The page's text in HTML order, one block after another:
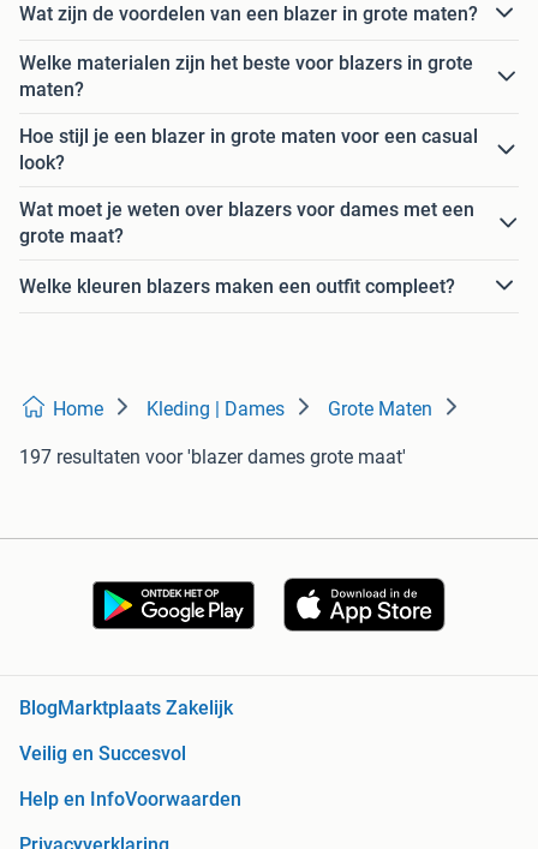
Wat zijn de voordelen van een blazer in grote maten?
Welke materialen zijn het beste voor blazers in grote
maten?
Hoe stijl je een blazer in grote maten voor een casual
look?
Wat moet je weten over blazers voor dames met een
grote maat?
Welke kleuren blazers maken een outfit compleet?
Home Kleding | Dames Grote Maten
197 resultaten voor 'blazer dames grote maat'
BlogMarktplaats Zakelijk
Veilig en Succesvol
Help en InfoVoorwaarden